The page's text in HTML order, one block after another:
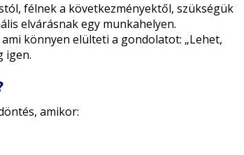
félnek a következményektől, szükségük
elvárásnak egy munkahelyen.
könnyen elülteti a gondolatot: „Lehet,
igen.
amikor: